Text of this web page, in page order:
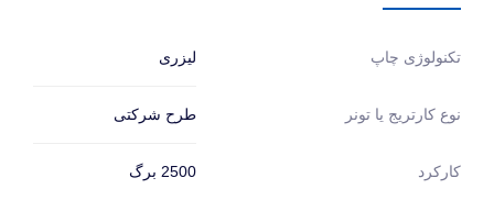
تکنولوژی چاپ لیزری
نوع کارتریج یا تونر طرح شرکتی
کارکرد 2500 برگ